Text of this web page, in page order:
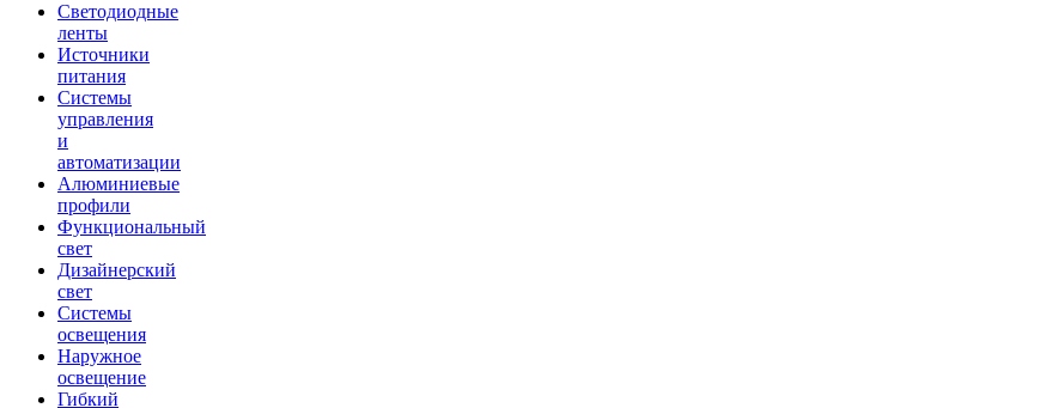
Светодиодные
ленты
Источники
питания
Системы
управления
и
автоматизации
Алюминиевые
профили
Функциональный
свет
Дизайнерский
свет
Системы
освещения
Наружное
освещение
Гибкий